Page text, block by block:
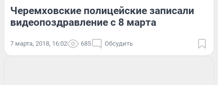
Черемховские полицейские записали
видеопоздравление с 8 марта
7 марта, 2018, 16:02 685 Обсудить